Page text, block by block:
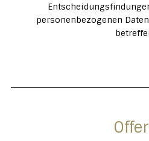
personenbezogenen